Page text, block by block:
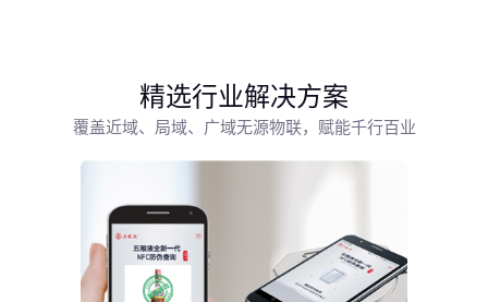
精选行业解决方案
覆盖近域、局域、广域无源物联，赋能千行百业